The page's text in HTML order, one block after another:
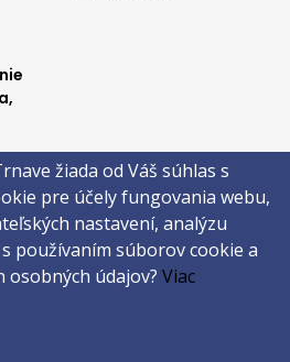
žiada od Váš súhlas s
pre účely fungovania webu,
nastavení, analýzu
používaním súborov cookie a
osobných údajov?Viac